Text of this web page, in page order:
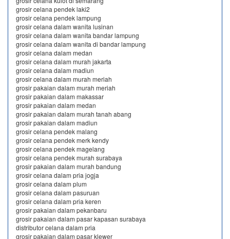
grosir celana pendek laki2
grosir celana pendek lampung
grosir celana dalam wanita lusinan
grosir celana dalam wanita bandar lampung
grosir celana dalam wanita di bandar lampung
grosir celana dalam medan
grosir celana dalam murah jakarta
grosir celana dalam madiun
grosir celana dalam murah meriah
grosir pakaian dalam murah meriah
grosir pakaian dalam makassar
grosir pakaian dalam medan
grosir pakaian dalam murah tanah abang
grosir pakaian dalam madiun
grosir celana pendek malang
grosir celana pendek merk kendy
grosir celana pendek magelang
grosir celana pendek murah surabaya
grosir pakaian dalam murah bandung
grosir celana dalam pria jogja
grosir celana dalam plum
grosir celana dalam pasuruan
grosir celana dalam pria keren
grosir pakaian dalam pekanbaru
grosir pakaian dalam pasar kapasan surabaya
distributor celana dalam pria
grosir pakaian dalam pasar klewer